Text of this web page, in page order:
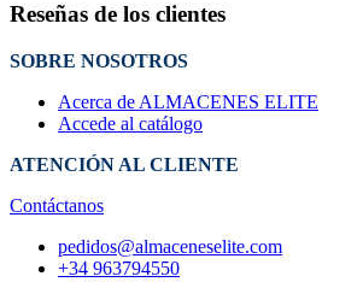
Reseñas de los clientes
SOBRE NOSOTROS
Acerca de ALMACENES ELITE
Accede al catálogo
ATENCIÓN AL CLIENTE
Contáctanos
pedidos@almaceneselite.com
+34 963794550